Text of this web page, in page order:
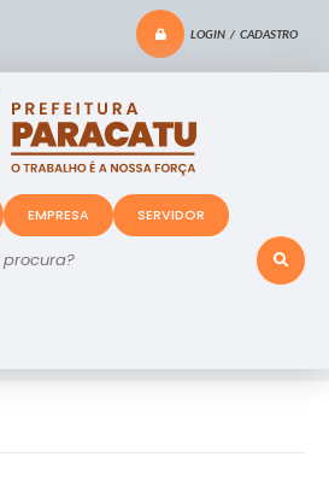
LOGIN / CADASTRO
EMPRESA SERVIDOR